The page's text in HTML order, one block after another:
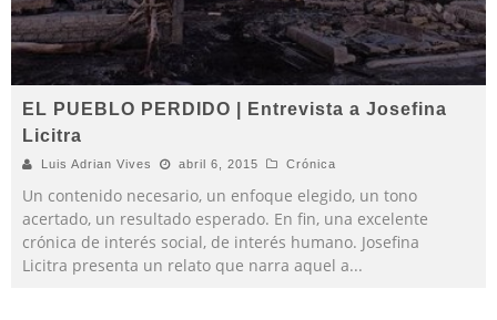
EL PUEBLO PERDIDO | Entrevista a Josefina
Licitra
Luis Adrian Vives abril 6, 2015 Crónica
Un contenido necesario, un enfoque elegido, un tono
acertado, un resultado esperado. En fin, una excelente
crónica de interés social, de interés humano. Josefina
Licitra presenta un relato que narra aquel a...